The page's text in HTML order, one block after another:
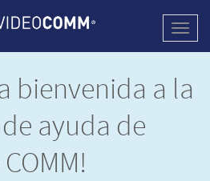
bienvenida a la
ayuda de